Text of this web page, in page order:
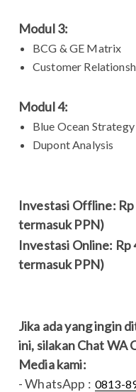
Modul 3:
BCG & GE Matrix
Customer
Modul 4:
Blue Ocean Strategy
Dupont Analysis
Investasi Offline:
termasuk PPN)
Investasi Online: Rp
termasuk PPN)
Jika ada yang ingin
ini, silakan Chat WA
Media kami:
- WhatsApp : 0813-